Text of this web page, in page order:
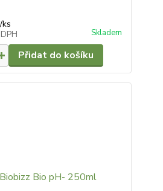
/ks
Skladem
Přidat do košíku